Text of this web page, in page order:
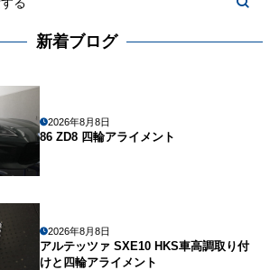
新着ブログ
2026年8月8日
86 ZD8 四輪アライメント
2026年8月8日
アルテッツァ SXE10 HKS車高調取り付
けと四輪アライメント